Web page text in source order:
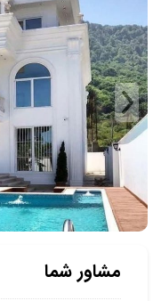
مشاور شما